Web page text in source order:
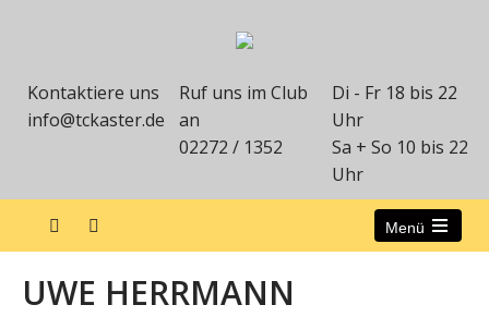
Kontaktiere uns
info@tckaster.de
Ruf uns im Club
an
02272 / 1352
Di - Fr 18 bis 22
Uhr
Sa + So 10 bis 22
Uhr
Menü
UWE HERRMANN